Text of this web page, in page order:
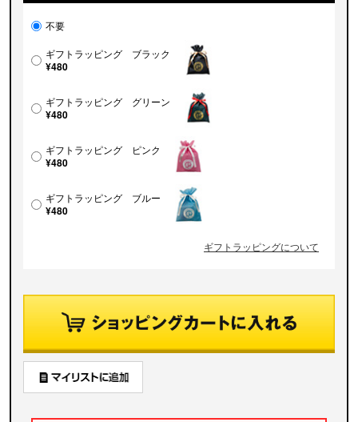
不要
ギフトラッピング ブラック
¥480
ギフトラッピング グリーン
¥480
ギフトラッピング ピンク
¥480
ギフトラッピング ブルー
¥480
ギフトラッピングについて